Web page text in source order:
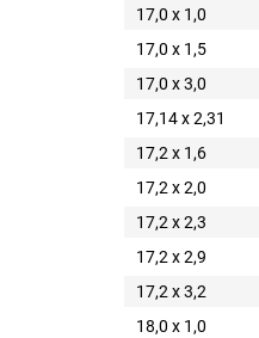
17,0 x 1,0
17,0 x 1,5
17,0 x 3,0
17,14 x 2,31
17,2 x 1,6
17,2 x 2,0
17,2 x 2,3
17,2 x 2,9
17,2 x 3,2
18,0 x 1,0